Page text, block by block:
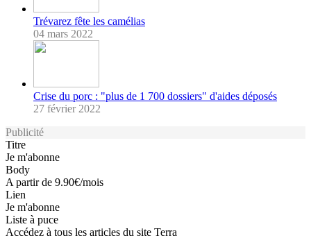
Trévarez fête les camélias
04 mars 2022
Crise du porc : "plus de 1 700 dossiers" d'aides déposés
27 février 2022
Publicité
Titre
Je m'abonne
Body
A partir de 9.90€/mois
Lien
Je m'abonne
Liste à puce
Accédez à tous les articles du site Terra